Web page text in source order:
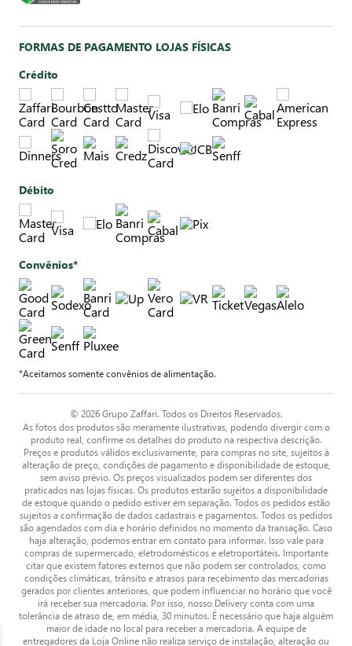
FORMAS DE PAGAMENTO LOJAS FÍSICAS
Crédito
Débito
Convênios*
*Aceitamos somente convênios de alimentação.
© 2026 Grupo Zaffari. Todos os Direitos Reservados.
As fotos dos produtos são meramente ilustrativas, podendo divergir com o
produto real, confirme os detalhes do produto na respectiva descrição.
Preços e produtos válidos exclusivamente, para compras no site, sujeitos à
alteração de preço, condições de pagamento e disponibilidade de estoque,
sem aviso prévio. Os preços visualizados podem ser diferentes dos
praticados nas lojas físicas. Os produtos estarão sujeitos a disponibilidade
de estoque quando o pedido estiver em separação. Todos os pedidos estão
sujeitos a confirmação de dados cadastrais e pagamentos. Todos os pedidos
são agendados com dia e horário definidos no momento da transação. Caso
haja alteração, podemos entrar em contato para informar. Isso vale para
compras de supermercado, eletrodomésticos e eletroportáteis. Importante
citar que existem fatores externos que não podem ser controlados, como
condições climáticas, trânsito e atrasos para recebimento das mercadorias
gerados por clientes anteriores, que podem influenciar no horário que você
irá receber sua mercadoria. Por isso, nosso Delivery conta com uma
tolerância de atraso de, em média, 30 minutos. É necessário que haja alguém
maior de idade no local para receber a mercadoria. A equipe de
entregadores da Loja Online não realiza serviço de instalação, alteração ou